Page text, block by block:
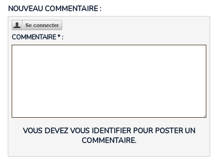
NOUVEAU COMMENTAIRE :
COMMENTAIRE * :
VOUS DEVEZ VOUS IDENTIFIER POUR POSTER UN
COMMENTAIRE.